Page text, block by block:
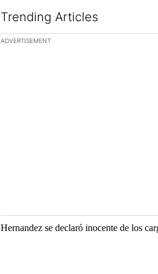
Trending Articles
The following is a list of the most
ADVERTISEMENT
Hernandez se declaró inocente de los